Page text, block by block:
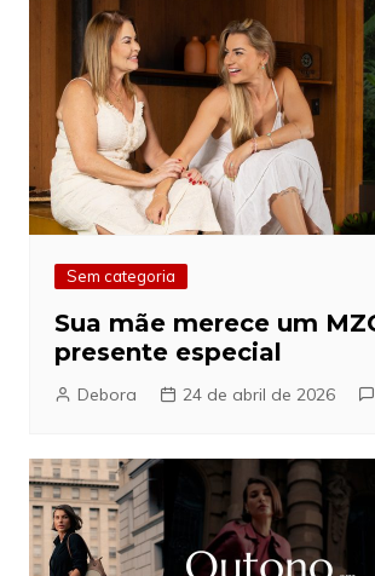
Sem categoria
Sua mãe merece um
presente especial
Debora 24 de abril de 2026